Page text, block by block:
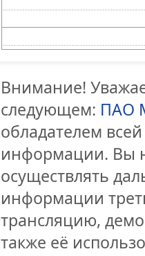
Внимание!
следующем: ПАО
обладателем
информации. Вы
осуществлять
информации
трансляцию,
также её